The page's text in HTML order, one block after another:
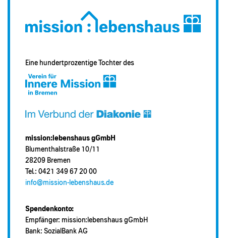
Eine hundertprozentige Tochter des
mission:lebenshaus gGmbH
Blumenthalstraße 10/11
28209 Bremen
Tel.: 0421 349 67 20 00
info@mission-lebenshaus.de
Spendenkonto:
Empfänger: mission:lebenshaus gGmbH
Bank: SozialBank AG